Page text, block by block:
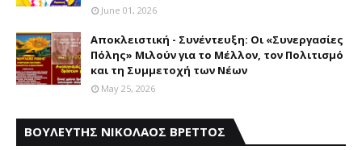
June 01, 2026
Αποκλειστική - Συνέντευξη: Οι «Συνεργασίες
Πόλης» Μιλούν για το Μέλλον, τον Πολιτισμό
και τη Συμμετοχή των Νέων
May 25, 2026
ΒΟΥΛΕΥΤΗΣ ΝΙΚΟΛΑΟΣ ΒΡΕΤΤΟΣ